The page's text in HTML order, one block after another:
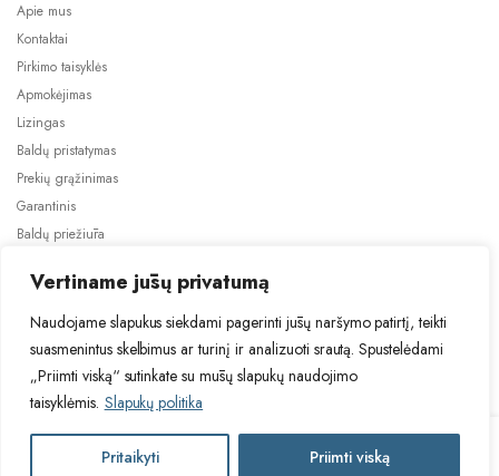
Vertiname jūsų privatumą
Naudojame slapukus siekdami pagerinti jūsų naršymo patirtį, teikti
suasmenintus skelbimus ar turinį ir analizuoti srautą. Spustelėdami
„Priimti viską“ sutinkate su mūsų slapukų naudojimo
taisyklėmis. Slapukų politika
Pritaikyti Priimti viską
foteliukas
Į krepšelį
Apie mus
Kontaktai
Pirkimo taisyklės
Apmokėjimas
Lizingas
Baldų pristatymas
Prekių grąžinimas
Garantinis
Baldų priežiūra
2024 © Visos teisės saugomos. Be TauBaldai.lt sutikimo draudžiama
Asmens duomenų tvarkymas